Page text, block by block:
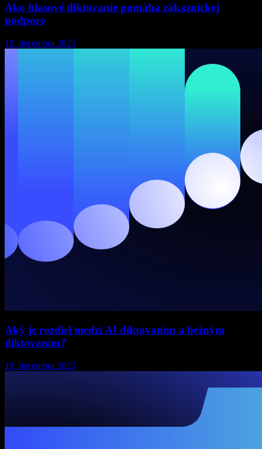
Ako hlasové diktovanie pomáha zákazníckej
podpore
19. decembra 2025
Aký je rozdiel medzi AI diktovaním a bežným
diktovaním?
19. decembra 2025